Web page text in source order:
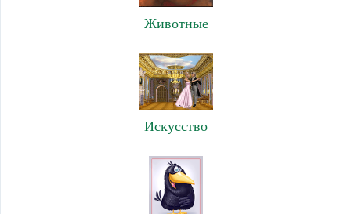
Животные
Искусство